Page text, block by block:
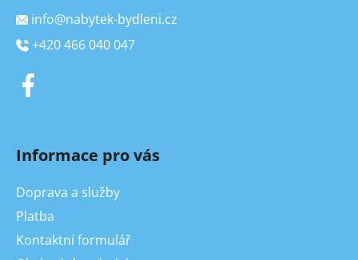
info@nabytek-bydleni.cz
+420 466 040 047
Informace pro vás
Doprava a služby
Platba
Kontaktní formulář